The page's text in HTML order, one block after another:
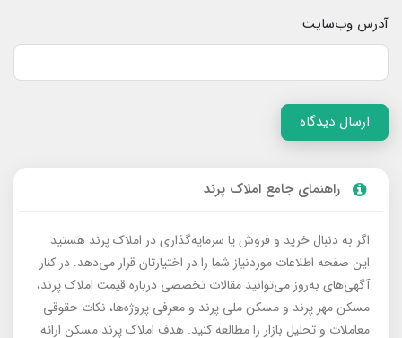
آدرس وب‌سایت
ارسال دیدگاه
راهنمای جامع املاک پرند
اگر به دنبال خرید و فروش یا سرمایه‌گذاری در املاک پرند هستید
این صفحه اطلاعات موردنیاز شما را در اختیارتان قرار می‌دهد. در کنار
آگهی‌های به‌روز می‌توانید مقالات تخصصی درباره قیمت املاک پرند،
مسکن مهر پرند و مسکن ملی پرند و معرفی پروژه‌ها، نکات حقوقی
معاملات و تحلیل بازار را مطالعه کنید. هدف املاک پرند مسکن ارائه